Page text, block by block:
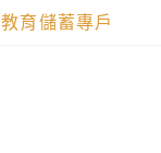
教育儲蓄專戶